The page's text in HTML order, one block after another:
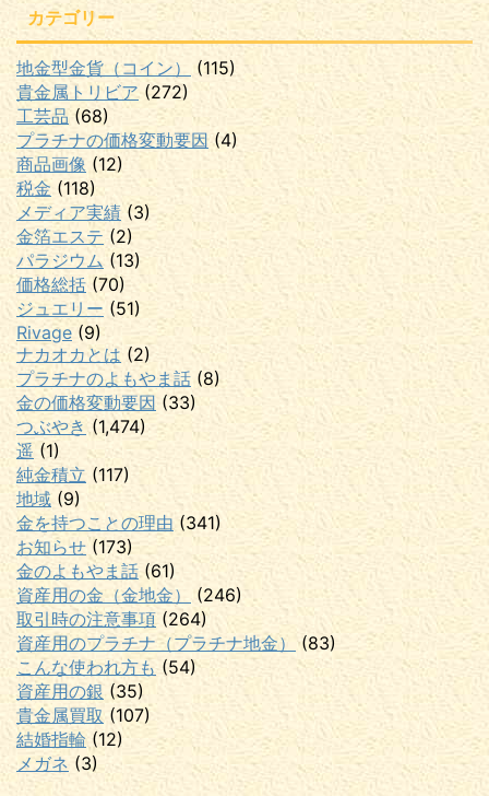
カテゴリー
地金型金貨（コイン）
(115)
貴金属トリビア(272)
工芸品 (68)
プラチナの価格変動要因 (4)
商品画像 (12)
税金 (118)
メディア実績(3)
金箔エステ(2)
パラジウム (13)
価格総括 (70)
ジュエリー (51)
Rivage (9)
ナカオカとは (2)
プラチナのよもやま話 (8)
金の価格変動要因 (33)
つぶやき (1,474)
遥 (1)
純金積立 (117)
地域 (9)
金を持つことの理由 (341)
お知らせ(173)
金のよもやま話 (61)
資産用の金（金地金）
(246)
取引時の注意事項(264)
資産用のプラチナ（プラチナ地金） (83)
こんな使われ方も (54)
資産用の銀 (35)
貴金属買取 (107)
結婚指輪 (12)
メガネ (3)